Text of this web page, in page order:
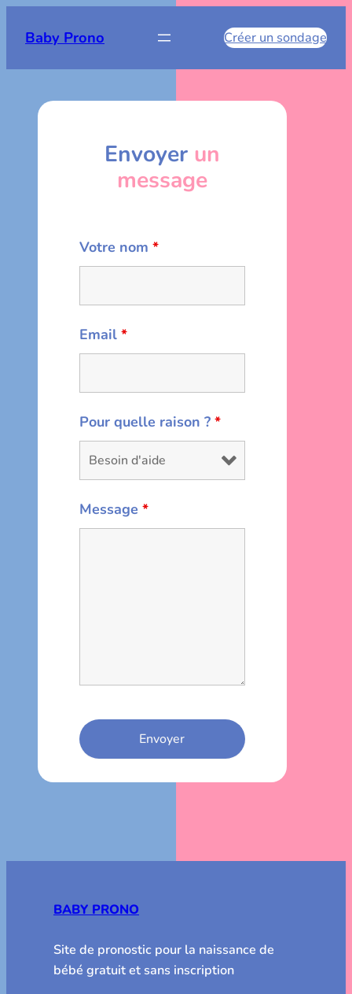
Baby Prono Créer un sondage
Envoyer un
message
Votre nom *
Email *
Pour quelle raison ? *
Message *
BABY PRONO
Site de pronostic pour la naissance de
bébé gratuit et sans inscription